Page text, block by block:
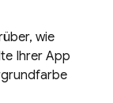
wie
Ihrer App